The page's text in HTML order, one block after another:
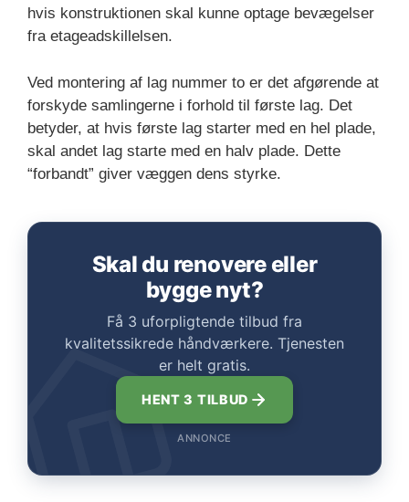
hvis konstruktionen skal kunne optage bevægelser
fra etageadskillelsen.
Ved montering af lag nummer to er det afgørende at
forskyde samlingerne i forhold til første lag. Det
betyder, at hvis første lag starter med en hel plade,
skal andet lag starte med en halv plade. Dette
“forbandt” giver væggen dens styrke.
Skal du renovere eller
bygge nyt?
Få 3 uforpligtende tilbud fra
kvalitetssikrede håndværkere. Tjenesten
er helt gratis.
HENT 3 TILBUD
ANNONCE